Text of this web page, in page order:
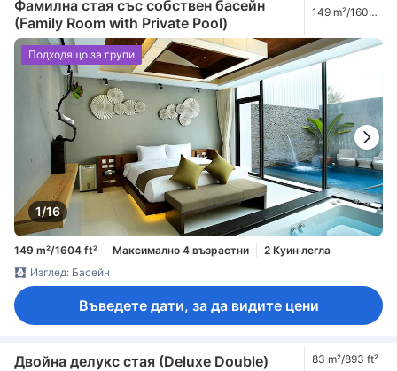
Фамилна стая със собствен басейн
(Family Room with Private Pool)
149 m²/1604
1/16
Подходящо за групи
149 m²/1604 ft² Максимално 4 възрастни
2 Куин легла
Изглед: Басейн
Въведете дати, за да видите цени
Двойна делукс стая (Deluxe Double) 83 m²/893 ft²